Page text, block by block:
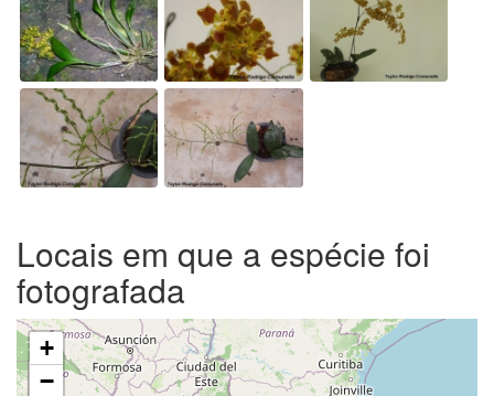
Locais em que a espécie foi
fotografada
+
−